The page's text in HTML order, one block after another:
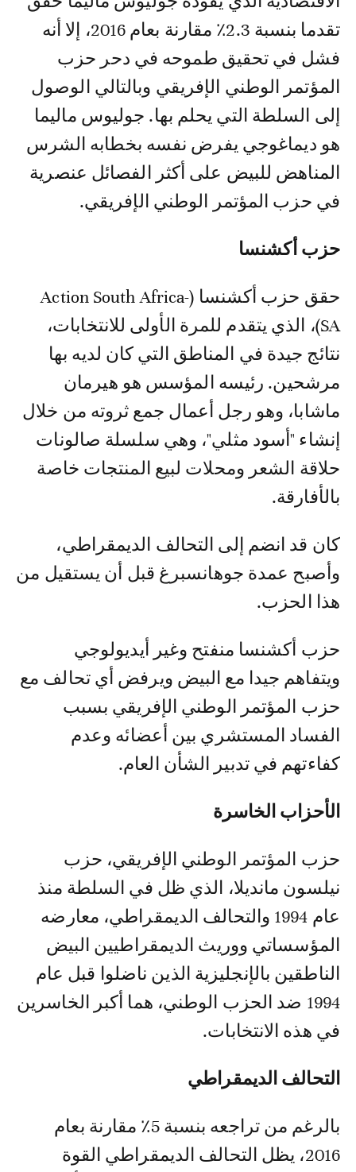
تقدما بنسبة 2.3٪ مقارنة بعام 2016، إلا أنه
فشل في تحقيق طموحه في دحر حزب
المؤتمر الوطني الإفريقي وبالتالي الوصول
إلى السلطة التي يحلم بها. جوليوس ماليما
هو ديماغوجي يفرض نفسه بخطابه الشرس
المناهض للبيض على أكثر الفصائل عنصرية
في حزب المؤتمر الوطني الإفريقي.
حزب أكشنسا
حقق حزب أكشنسا (Action South Africa-
SA)، الذي يتقدم للمرة الأولى للانتخابات،
نتائج جيدة في المناطق التي كان لديه بها
مرشحين. رئيسه المؤسس هو هيرمان
ماشابا، وهو رجل أعمال جمع ثروته من خلال
إنشاء "أسود مثلي"، وهي سلسلة صالونات
حلاقة الشعر ومحلات لبيع المنتجات خاصة
بالأفارقة.
كان قد انضم إلى التحالف الديمقراطي،
وأصبح عمدة جوهانسبرغ قبل أن يستقيل من
هذا الحزب.
حزب أكشنسا منفتح وغير أيديولوجي
ويتفاهم جيدا مع البيض ويرفض أي تحالف مع
حزب المؤتمر الوطني الإفريقي بسبب
الفساد المستشري بين أعضائه وعدم
كفاءتهم في تدبير الشأن العام.
الأحزاب الخاسرة
حزب المؤتمر الوطني الإفريقي، حزب
نيلسون مانديلا، الذي ظل في السلطة منذ
عام 1994 والتحالف الديمقراطي، معارضه
المؤسساتي ووريث الديمقراطيين البيض
الناطقين بالإنجليزية الذين ناضلوا قبل عام
1994 ضد الحزب الوطني، هما أكبر الخاسرين
في هذه الانتخابات.
التحالف الديمقراطي
بالرغم من تراجعه بنسبة 5٪ مقارنة بعام
2016، يظل التحالف الديمقراطي القوة